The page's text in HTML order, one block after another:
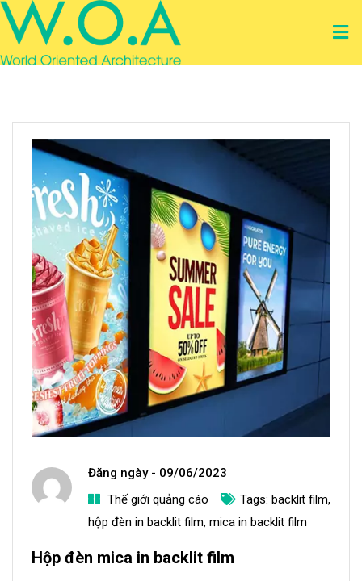
Đăng ngày - 09/06/2023
a
m
Thế giới quảng cáo Tags: backlit film,
hộp đèn in backlit film, mica in backlit film
Hộp đèn mica in backlit film